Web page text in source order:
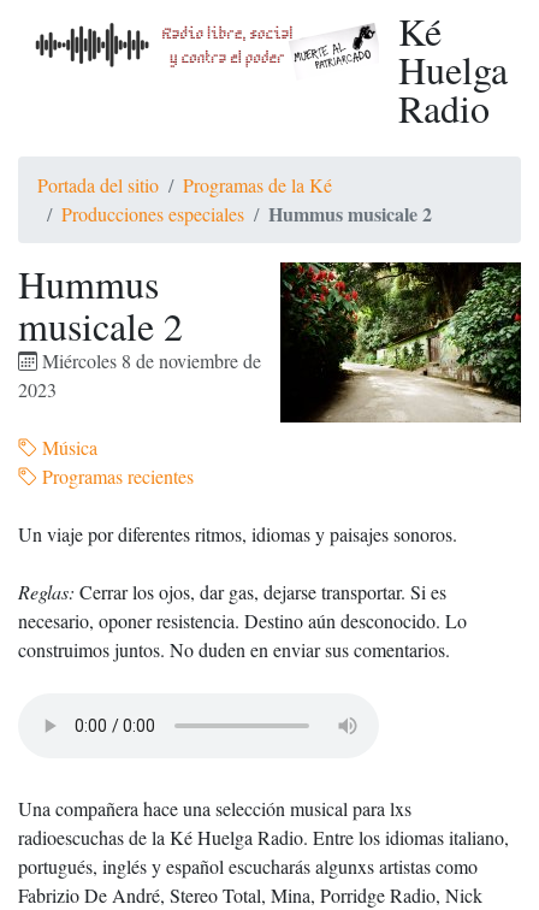
Ké
Huelga
Radio
Portada del sitio
Programas de la Ké
Producciones especiales
Hummus musicale 2
Hummus
musicale 2
Miércoles 8 de noviembre de
2023
Música
Programas recientes
Un viaje por diferentes ritmos, idiomas y paisajes sonoros.
Reglas: Cerrar los ojos, dar gas, dejarse transportar. Si es
necesario, oponer resistencia. Destino aún desconocido. Lo
construimos juntos. No duden en enviar sus comentarios.
Una compañera hace una selección musical para lxs
radioescuchas de la Ké Huelga Radio. Entre los idiomas italiano,
portugués, inglés y español escucharás algunxs artistas como
Fabrizio De André, Stereo Total, Mina, Porridge Radio, Nick